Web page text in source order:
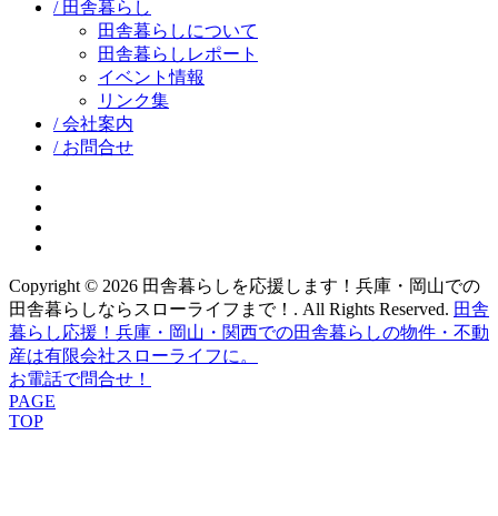
/ 田舎暮らし
田舎暮らしについて
田舎暮らしレポート
イベント情報
リンク集
/ 会社案内
/ お問合せ
Copyright © 2026 田舎暮らしを応援します！兵庫・岡山での
田舎暮らしならスローライフまで！. All Rights Reserved. 田舎
暮らし応援！兵庫・岡山・関西での田舎暮らしの物件・不動
産は有限会社スローライフに。
お電話で問合せ！
PAGE
TOP